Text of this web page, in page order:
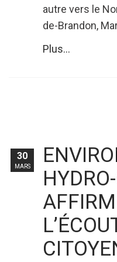
autre vers le
de-Brandon,
Plus...
30
MARS